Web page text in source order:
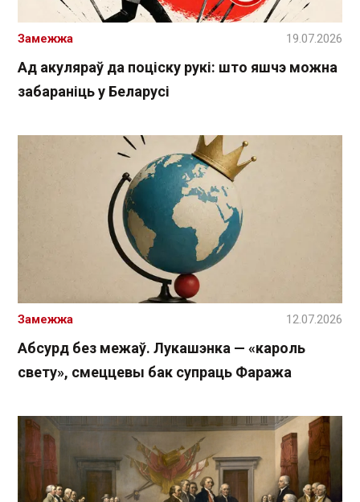
Ад акуляраў да поціску рукі: што яшчэ можна
забараніць у Беларусі
Замежжа 19.07.2026
Абсурд без межаў. Лукашэнка — «кароль
свету», смеццевы бак супраць Фаража
Замежжа 12.07.2026